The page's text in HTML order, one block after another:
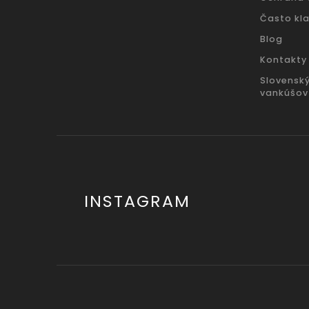
Často
Blog
Kontakty
vankúšov
INSTAGRAM